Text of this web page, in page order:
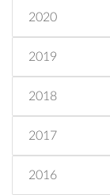
2020
2019
2018
2017
2016